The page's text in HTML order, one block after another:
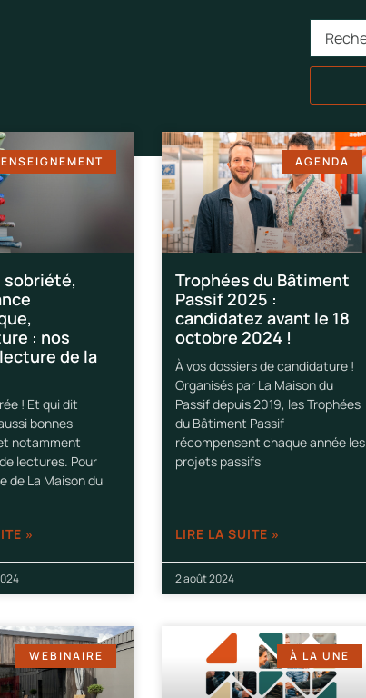
ENSEIGNEMENT
sobriété,
: nos
de la
! Et qui dit
bonnes
notamment
lectures. Pour
de La Maison du
»
AGENDA
Trophées du Bâtiment
Passif 2025 :
candidatez avant le 18
octobre 2024 !
À vos dossiers de candidature !
Organisés par La Maison du
Passif depuis 2019, les Trophées
du Bâtiment Passif
récompensent chaque année les
projets passifs
LIRE LA SUITE »
2 août 2024
WEBINAIRE À LA UNE